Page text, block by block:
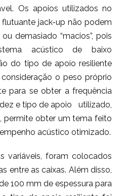
Os apoios utilizados no
jack-up não podem
demasiado “macios”, pois
acústico de baixo
do tipo de apoio resiliente
o peso próprio
para se obter a frequência
e tipo de apoio utilizado,
permite obter um tema feito
acústico otimizado.
variáveis, foram colocados
entre as caixas. Além disso,
100 mm de espessura para